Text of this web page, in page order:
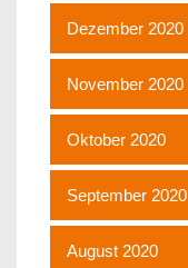
Dezember 2020
November 2020
Oktober 2020
September 2020
August 2020